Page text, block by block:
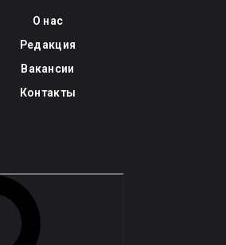
О нас
Редакция
Вакансии
Контакты